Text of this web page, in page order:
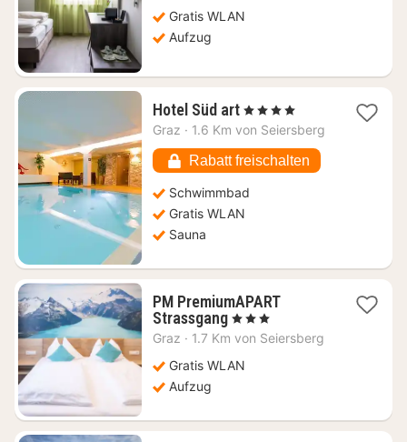
Gratis WLAN
Aufzug
Hotel Süd art1
Nacht
89,18
€
, 4 Sterne
Graz · 1.6 Km von Seiersberg
Rabatt freischalten
Schwimmbad
Gratis WLAN
Sauna
PM PremiumAPART
Strassgang1
Nacht
80,07
, 3 Sterne
Graz · 1.7 Km von Seiersberg
Gratis WLAN
Aufzug